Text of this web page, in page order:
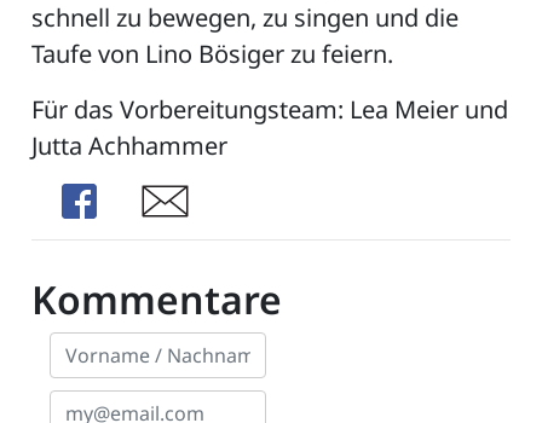
schnell zu bewegen, zu singen und die
Taufe von Lino Bösiger zu feiern.
Für das Vorbereitungsteam: Lea Meier und
Jutta Achhammer
Share
Share
Kommentare